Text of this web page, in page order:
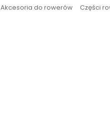
Akcesoria do rowerów Części